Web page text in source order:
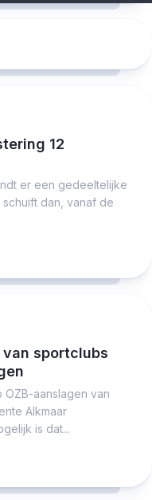
12
er een gedeeltelijke
dan, vanaf de
van sportclubs
OZB-aanslagen van
Alkmaar
is dat...